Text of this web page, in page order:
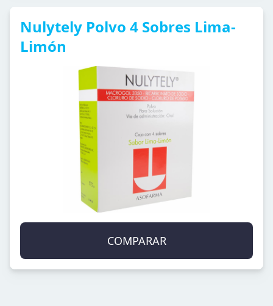
Nulytely Polvo 4 Sobres Lima-
Limón
COMPARAR